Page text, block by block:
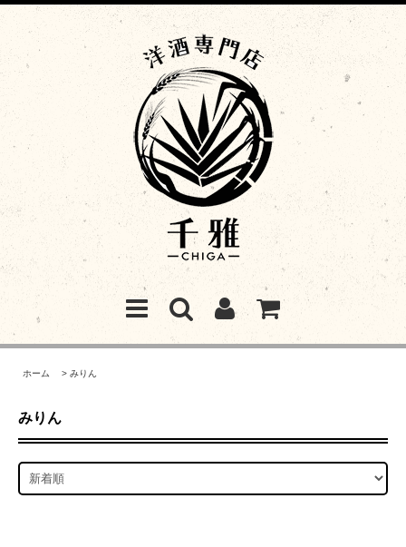
ホーム > みりん
みりん